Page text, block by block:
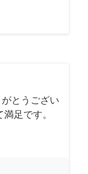
とうござい
足です。